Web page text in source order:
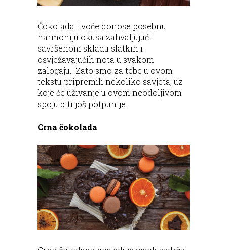
Čokolada i voće donose posebnu
harmoniju okusa zahvaljujući
savršenom skladu slatkih i
osvježavajućih nota u svakom
zalogaju. Zato smo za tebe u ovom
tekstu pripremili nekoliko savjeta, uz
koje će uživanje u ovom neodoljivom
spoju biti još potpunije.
Crna čokolada